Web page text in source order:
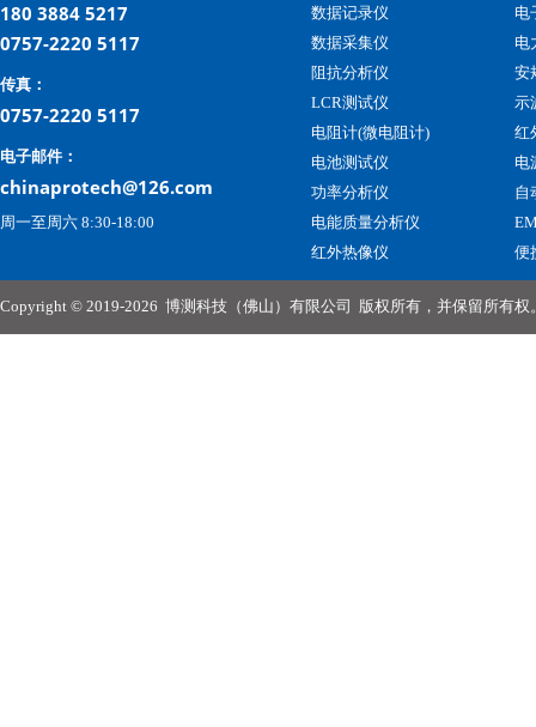
180 3884 5217
0757-2220 5117
传真：
0757-2220 5117
电子邮件：
chinaprotech@126.com
周一至周六 8:30-18:00
数据记录仪
数据采集仪
阻抗分析仪
LCR测试仪
电阻计(微电阻计)
电池测试仪
功率分析仪
电能质量分析仪
红外热像仪
电
电
安
示
红
电
自
便
Copyright © 2019-2026 博测科技（佛山）有限公司 版权所有，并保留所有